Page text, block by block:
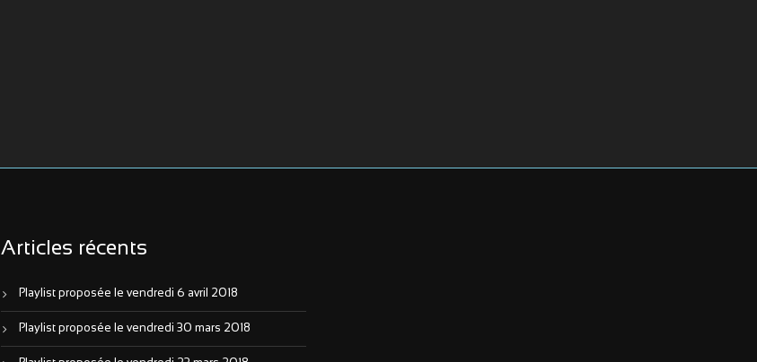
Articles récents
Playlist proposée le vendredi 6 avril 2018
Playlist proposée le vendredi 30 mars 2018